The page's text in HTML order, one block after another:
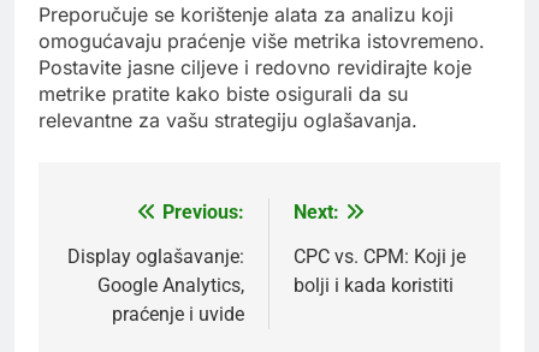
Preporučuje se korištenje alata za analizu koji
omogućavaju praćenje više metrika istovremeno.
Postavite jasne ciljeve i redovno revidirajte koje
metrike pratite kako biste osigurali da su
relevantne za vašu strategiju oglašavanja.
navigation
Previous:
Display oglašavanje:
Google Analytics,
praćenje i uvide
Next:
CPC vs. CPM: Koji je
bolji i kada koristiti